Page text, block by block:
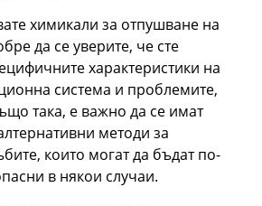
химикали за отпушване на
да се уверите, че сте
характеристики на
система и проблемите,
така, е важно да се имат
методи за
които могат да бъдат по-
в някои случаи.